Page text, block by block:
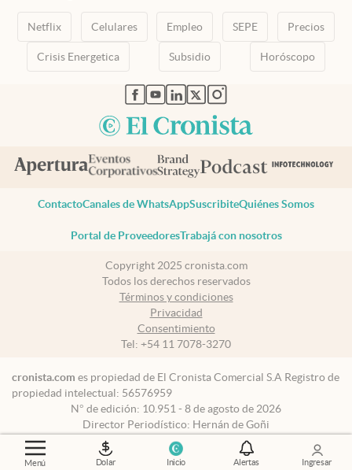
Menú Dolar Inicio Alertas Ingresar
Netflix Celulares Empleo SEPE Precios
Crisis Energetica Subsidio Horóscopo
abre en nueva pestaña
abre en nueva pestaña
abre en nueva pestaña
abre en nueva pestaña
abre en nueva pestaña
ContactoCanales de WhatsAppSuscribiteQuiénes Somos
Portal de ProveedoresTrabajá con nosotros
Copyright 2025 cronista.com
Todos los derechos reservados
Términos y condiciones
Privacidad
Consentimiento
Tel: +54 11 7078-3270
cronista.com es propiedad de El Cronista Comercial S.A Registro de
propiedad intelectual: 56576959
N° de edición: 10.951 - 8 de agosto de 2026
Director Periodístico: Hernán de Goñi